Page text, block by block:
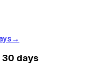
→
30 days